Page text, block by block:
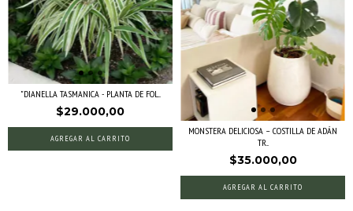
"DIANELLA TASMANICA - PLANTA DE FOL...
$29.000,00
AGREGAR AL CARRITO
MONSTERA DELICIOSA – COSTILLA DE ADÁN
TR...
$35.000,00
AGREGAR AL CARRITO